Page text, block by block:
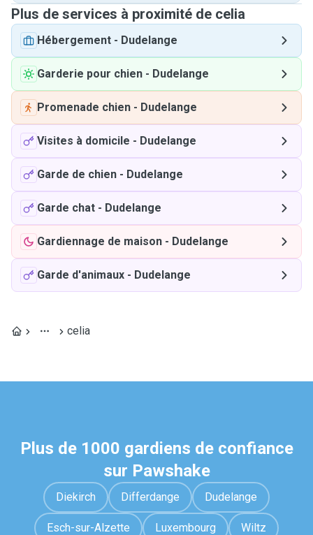
Plus de services à proximité de celia
Hébergement - Dudelange
Garderie pour chien - Dudelange
Promenade chien - Dudelange
Visites à domicile - Dudelange
Garde de chien - Dudelange
Garde chat - Dudelange
Gardiennage de maison - Dudelange
Garde d'animaux - Dudelange
celia
Plus de 1000 gardiens de confiance
sur Pawshake
Diekirch Differdange Dudelange
Esch-sur-Alzette Luxembourg Wiltz